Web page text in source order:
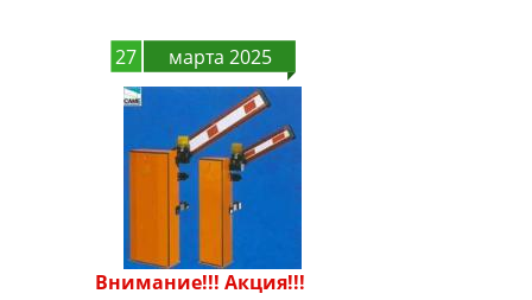
27 марта 2025
Внимание!!! Акция!!!